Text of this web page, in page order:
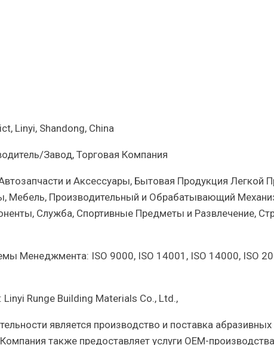
Linyi, Shandong, China
Завод, Торговая Компания
и Аксессуары, Бытовая Продукция Легкой
Мебель, Производительный и Обрабатывающий
Служба, Спортивные Предметы и Развлечение,
Менеджмента: ISO 9000, ISO 14001, ISO 14000, ISO
Linyi Runge Building Materials Co., Ltd.,
является производство и поставка
также предоставляет услуги OEM-